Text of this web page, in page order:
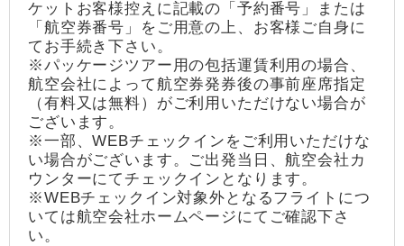
ケットお客様控えに記載の「予約番号」または
「航空券番号」をご用意の上、お客様ご自身に
てお手続き下さい。
※パッケージツアー用の包括運賃利用の場合、
航空会社によって航空券発券後の事前座席指定
（有料又は無料）がご利用いただけない場合が
ございます。
※一部、WEBチェックインをご利用いただけな
い場合がございます。ご出発当日、航空会社カ
ウンターにてチェックインとなります。
※WEBチェックイン対象外となるフライトにつ
いては航空会社ホームページにてご確認下さ
い。